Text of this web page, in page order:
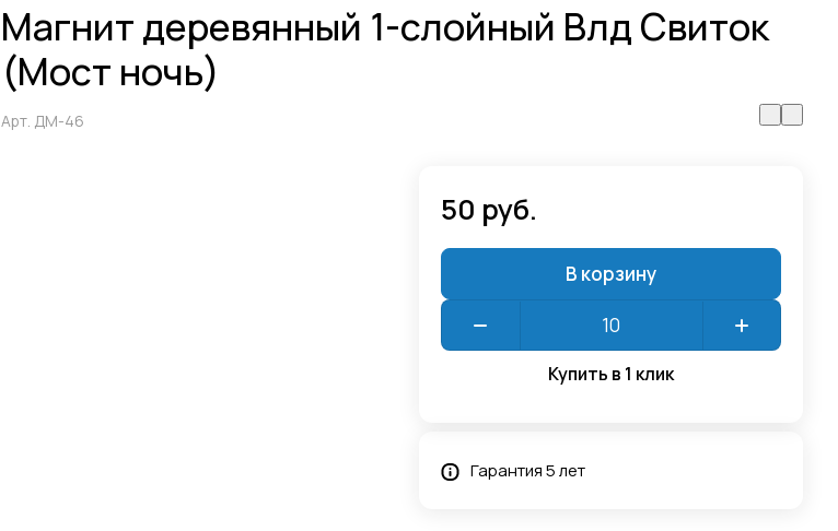
Магнит деревянный 1-слойный Влд Свиток
(Мост ночь)
Арт. ДМ-46
50 руб.
В корзину
Купить в 1 клик
Гарантия 5 лет